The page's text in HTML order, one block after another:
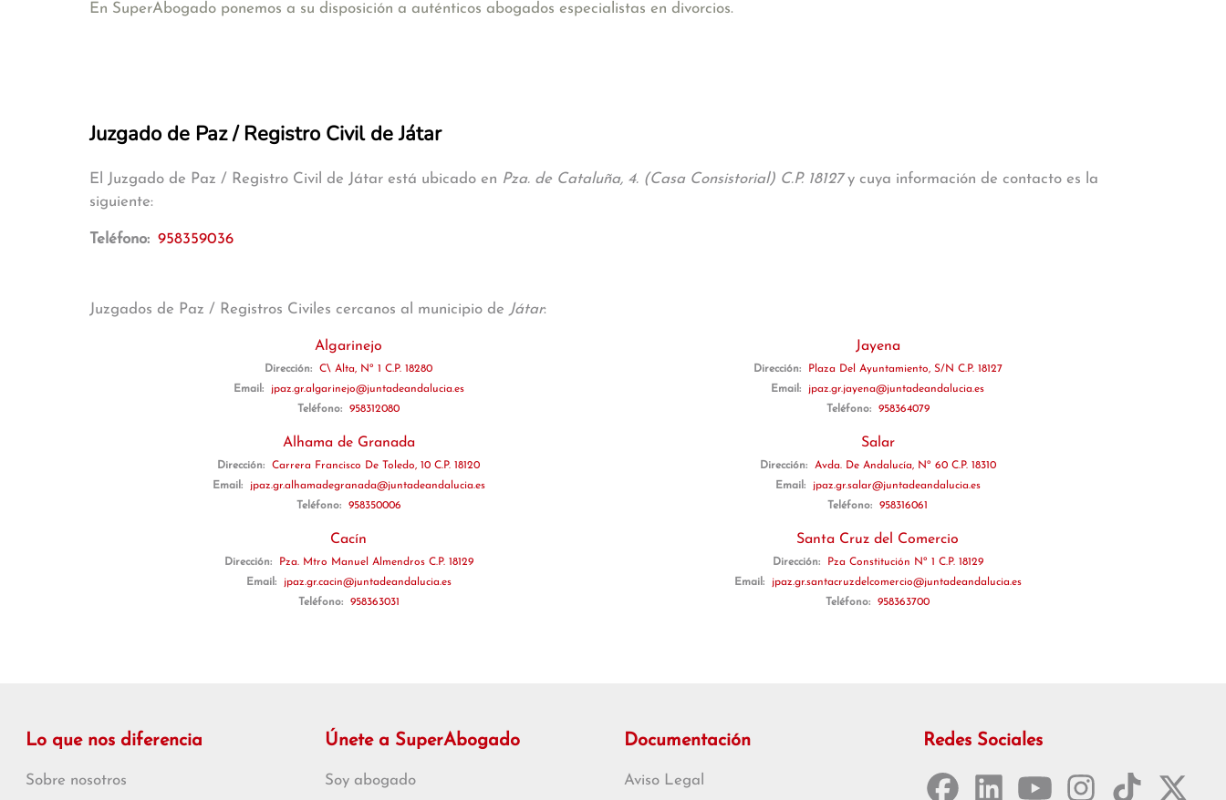
En SuperAbogado ponemos a su disposición a auténticos abogados especialistas en divorcios.
Juzgado de Paz / Registro Civil de Játar
El Juzgado de Paz / Registro Civil de Játar está ubicado en Pza. de Cataluña, 4. (Casa Consistorial) C.P. 18127y cuya información de contacto es la
siguiente:
Teléfono: 958359036
Juzgados de Paz / Registros Civiles cercanos al municipio de Játar:
Algarinejo
Dirección:
C\ Alta, Nº 1 C.P. 18280
Email:
jpaz.gr.algarinejo@juntadeandalucia.es
Teléfono:
958312080
Alhama de Granada
Dirección:
Carrera Francisco De Toledo, 10 C.P. 18120
Email:
jpaz.gr.alhamadegranada@juntadeandalucia.es
Teléfono:
958350006
Cacín
Dirección:
Pza. Mtro Manuel Almendros C.P. 18129
Email:
jpaz.gr.cacin@juntadeandalucia.es
Teléfono:
958363031
Jayena
Dirección:
Plaza Del Ayuntamiento, S/N C.P. 18127
Email:
jpaz.gr.jayena@juntadeandalucia.es
Teléfono:
958364079
Salar
Dirección:
Avda. De Andalucía, Nº 60 C.P. 18310
Email:
jpaz.gr.salar@juntadeandalucia.es
Teléfono:
958316061
Santa Cruz del Comercio
Dirección:
Pza Constitución Nº 1 C.P. 18129
Email:
jpaz.gr.santacruzdelcomercio@juntadeandalucia.es
Teléfono:
958363700
Lo que nos diferencia
Sobre nosotros
Únete a SuperAbogado
Soy abogado
Documentación
Aviso Legal
Redes Sociales